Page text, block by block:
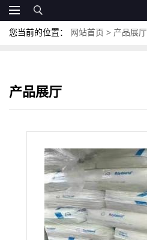
您当前的位置： 网站首页 > 产品展厅
产品展厅